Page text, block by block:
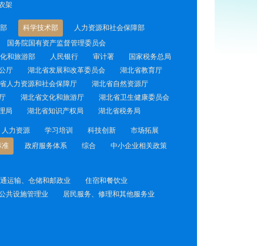
架
科学技术部
人力资源和社会保障部
国务院国有资产监督管理委员会
和旅游部 人民银行 审计署
国家税务总局
厅 湖北省发展和改革委员会
湖北省教育厅
人力资源和社会保障厅
湖北省自然资源厅
湖北省文化和旅游厅
湖北省卫生健康委员会
局 湖北省知识产权局 湖北省税务局
人力资源 学习培训 科技创新
市场拓展
准 政府服务体系 综合
中小企业相关政策
运输、仓储和邮政业
住宿和餐饮业
共设施管理业
居民服务、修理和其他服务业